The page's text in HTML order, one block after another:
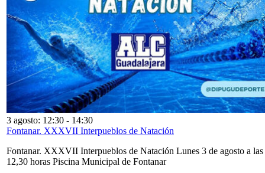
3 agosto: 12:30 - 14:30
Fontanar. XXXVII Interpueblos de Natación
Fontanar. XXXVII Interpueblos de Natación Lunes 3 de agosto a las
12,30 horas Piscina Municipal de Fontanar